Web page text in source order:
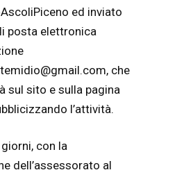
ed inviato
posta elettronica
che
sul sito e sulla pagina
l’attività.
con la
dell’assessorato al